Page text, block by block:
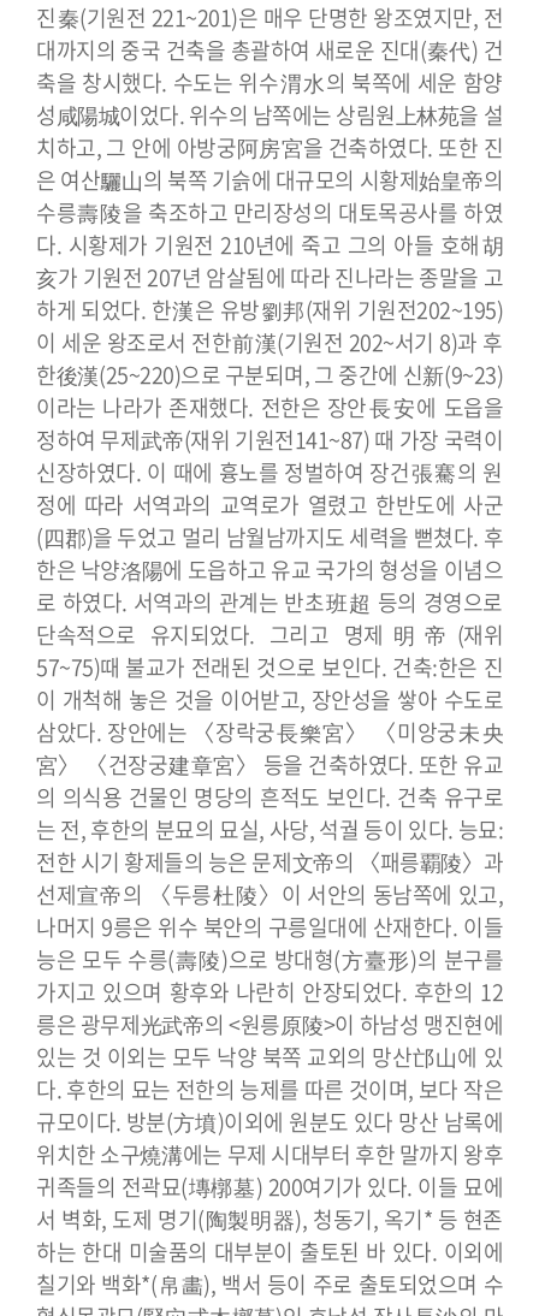
진秦(기원전 221~201)은 매우 단명한 왕조였지만, 전
대까지의 중국 건축을 총괄하여 새로운 진대(秦代) 건
축을 창시했다. 수도는 위수渭水의 북쪽에 세운 함양
성咸陽城이었다. 위수의 남쪽에는 상림원上林苑을 설
치하고, 그 안에 아방궁阿房宮을 건축하였다. 또한 진
은 여산驪山의 북쪽 기슭에 대규모의 시황제始皇帝의
수릉壽陵을 축조하고 만리장성의 대토목공사를 하였
다. 시황제가 기원전 210년에 죽고 그의 아들 호해胡
亥가 기원전 207년 암살됨에 따라 진나라는 종말을 고
하게 되었다. 한漢은 유방劉邦(재위 기원전202~195)
이 세운 왕조로서 전한前漢(기원전 202~서기 8)과 후
한後漢(25~220)으로 구분되며, 그 중간에 신新(9~23)
이라는 나라가 존재했다. 전한은 장안長安에 도읍을
정하여 무제武帝(재위 기원전141~87) 때 가장 국력이
신장하였다. 이 때에 흉노를 정벌하여 장건張騫의 원
정에 따라 서역과의 교역로가 열렸고 한반도에 사군
(四郡)을 두었고 멀리 남월남까지도 세력을 뻗쳤다. 후
한은 낙양洛陽에 도읍하고 유교 국가의 형성을 이념으
로 하였다. 서역과의 관계는 반초班超 등의 경영으로
단속적으로 유지되었다. 그리고 명제明帝(재위
57~75)때 불교가 전래된 것으로 보인다. 건축:한은 진
이 개척해 놓은 것을 이어받고, 장안성을 쌓아 수도로
삼았다. 장안에는 〈장락궁長樂宮〉 〈미앙궁未央
宮〉 〈건장궁建章宮〉 등을 건축하였다. 또한 유교
의 의식용 건물인 명당의 흔적도 보인다. 건축 유구로
는 전, 후한의 분묘의 묘실, 사당, 석궐 등이 있다. 능묘:
전한 시기 황제들의 능은 문제文帝의 〈패릉覇陵〉과
선제宣帝의 〈두릉杜陵〉이 서안의 동남쪽에 있고,
나머지 9릉은 위수 북안의 구릉일대에 산재한다. 이들
능은 모두 수릉(壽陵)으로 방대형(方臺形)의 분구를
가지고 있으며 황후와 나란히 안장되었다. 후한의 12
릉은 광무제光武帝의 <원릉原陵>이 하남성 맹진현에
있는 것 이외는 모두 낙양 북쪽 교외의 망산邙山에 있
다. 후한의 묘는 전한의 능제를 따른 것이며, 보다 작은
규모이다. 방분(方墳)이외에 원분도 있다 망산 남록에
위치한 소구燒溝에는 무제 시대부터 후한 말까지 왕후
귀족들의 전곽묘(塼槨墓) 200여기가 있다. 이들 묘에
서 벽화, 도제 명기(陶製明器), 청동기, 옥기* 등 현존
하는 한대 미술품의 대부분이 출토된 바 있다. 이외에
칠기와 백화*(帛畵), 백서 등이 주로 출토되었으며 수